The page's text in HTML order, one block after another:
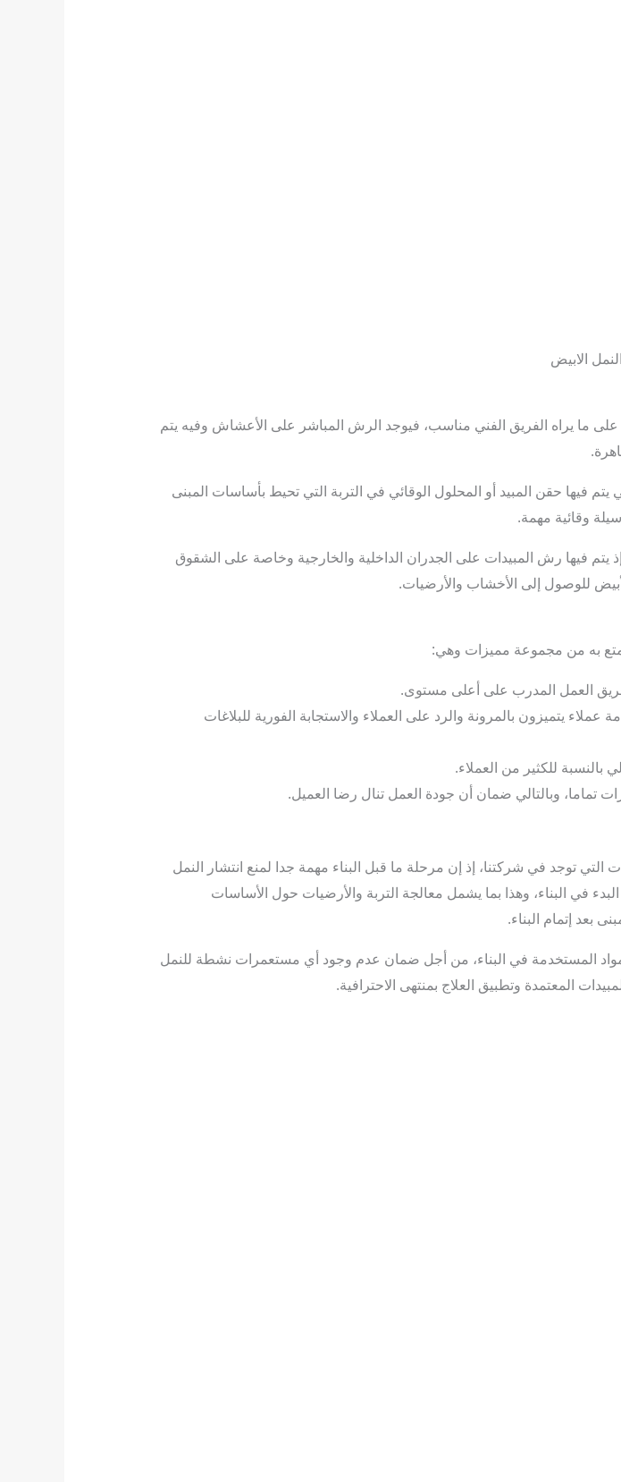
الابيض
ما يراه الفريق الفني مناسب، فيوجد الرش المباشر على الأعشاش وفيه يتم
فيها حقن المبيد أو المحلول الوقائي في التربة التي تحيط بأساسات المبنى
وقائية مهمة.
فيها رش المبيدات على الجدران الداخلية والخارجية وخاصة على الشقوق
للوصول إلى الأخشاب والأرضيات.
به من مجموعة مميزات وهي:
فريق العمل المدرب على أعلى مستوى.
يتميزون بالمرونة والرد على العملاء والاستجابة الفورية للبلاغات
بالنسبة للكثير من العملاء.
تماما، وبالتالي ضمان أن جودة العمل تنال رضا العميل.
توجد في شركتنا، إذ إن مرحلة ما قبل البناء مهمة جدا لمنع انتشار النمل
في البناء، وهذا بما يشمل معالجة التربة والأرضيات حول الأساسات
بعد إتمام البناء.
المستخدمة في البناء، من أجل ضمان عدم وجود أي مستعمرات نشطة للنمل
المعتمدة وتطبيق العلاج بمنتهى الاحترافية.